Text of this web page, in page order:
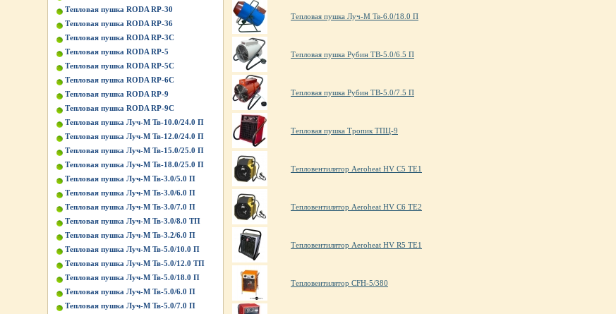
Тепловая пушка RODA RP-30
Тепловая пушка RODA RP-36
Тепловая пушка RODA RP-3C
Тепловая пушка RODA RP-5
Тепловая пушка RODA RP-5C
Тепловая пушка RODA RP-6C
Тепловая пушка RODA RP-9
Тепловая пушка RODA RP-9C
Тепловая пушка Луч-М Тв-10.0/24.0 П
Тепловая пушка Луч-М Тв-12.0/24.0 П
Тепловая пушка Луч-М Тв-15.0/25.0 П
Тепловая пушка Луч-М Тв-18.0/25.0 П
Тепловая пушка Луч-М Тв-3.0/5.0 П
Тепловая пушка Луч-М Тв-3.0/6.0 П
Тепловая пушка Луч-М Тв-3.0/7.0 П
Тепловая пушка Луч-М Тв-3.0/8.0 ТП
Тепловая пушка Луч-М Тв-3.2/6.0 П
Тепловая пушка Луч-М Тв-5.0/10.0 П
Тепловая пушка Луч-М Тв-5.0/12.0 ТП
Тепловая пушка Луч-М Тв-5.0/18.0 П
Тепловая пушка Луч-М Тв-5.0/6.0 П
Тепловая пушка Луч-М Тв-5.0/7.0 П
Тепловая пушка Луч-М Тв-6.0/18.0 П
Тепловая пушка Рубин ТВ-5.0/6.5 П
Тепловая пушка Рубин ТВ-5.0/7.5 П
Тепловая пушка Тропик ТПЦ-9
Тепловентилятор Aeroheat HV C5 TE1
Тепловентилятор Aeroheat HV C6 TE2
Тепловентилятор Aeroheat HV R5 TE1
Тепловентилятор CFH-5/380